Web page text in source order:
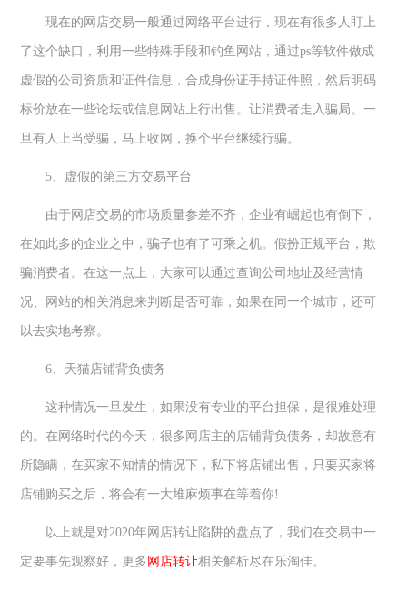
现在的网店交易一般通过网络平台进行，现在有很多人盯上
了这个缺口，利用一些特殊手段和钓鱼网站，通过ps等软件做成
虚假的公司资质和证件信息，合成身份证手持证件照，然后明码
标价放在一些论坛或信息网站上行出售。让消费者走入骗局。一
旦有人上当受骗，马上收网，换个平台继续行骗。
5、虚假的第三方交易平台
由于网店交易的市场质量参差不齐，企业有崛起也有倒下，
在如此多的企业之中，骗子也有了可乘之机。假扮正规平台，欺
骗消费者。在这一点上，大家可以通过查询公司地址及经营情
况、网站的相关消息来判断是否可靠，如果在同一个城市，还可
以去实地考察。
6、天猫店铺背负债务
这种情况一旦发生，如果没有专业的平台担保，是很难处理
的。在网络时代的今天，很多网店主的店铺背负债务，却故意有
所隐瞒，在买家不知情的情况下，私下将店铺出售，只要买家将
店铺购买之后，将会有一大堆麻烦事在等着你!
以上就是对2020年网店转让陷阱的盘点了，我们在交易中一
定要事先观察好，更多 网店转让相关解析尽在乐淘佳。